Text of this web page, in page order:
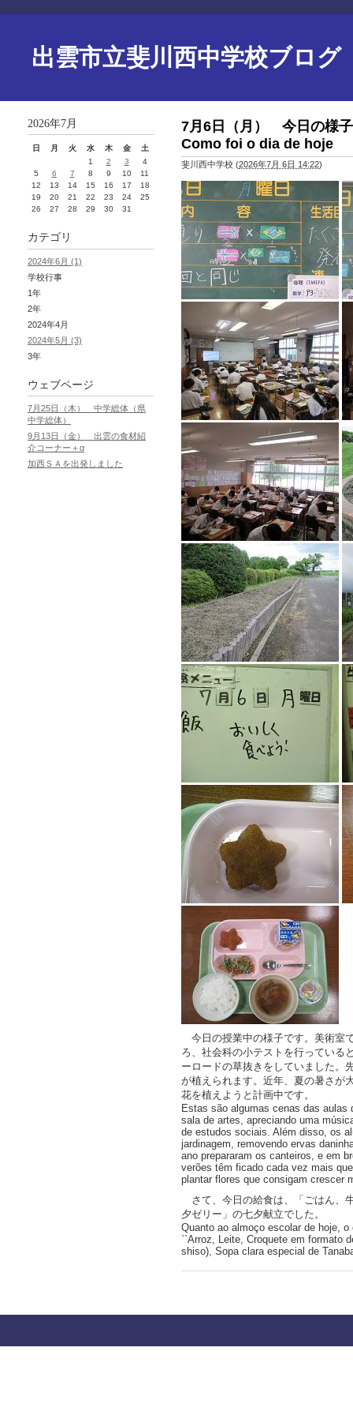
出雲市立斐川西中学校ブログ
7月6日（月） 今日の様
Como foi o dia de hoje
斐川西中学校 (2026年7月 6日 14:22)
今日の授業中の様子です。美術室
ろ、社会科の小テストを行っている
ーロードの草抜きをしていました。
が植えられます。近年、夏の暑さが
花を植えようと計画中です。
Estas são algumas cenas das
sala de artes, apreciando uma
de estudos sociais. Além disso, os
jardinagem, removendo ervas
ano prepararam os canteiros, e em
verões têm ficado cada vez mais
plantar flores que consigam crescer
さて、今日の給食は、「ごはん、
夕ゼリー」の七夕献立でした。
Quanto ao almoço escolar de hoje,
``Arroz, Leite, Croquete em formato
shiso), Sopa clara especial de
2026年7月
日 月 火 水 木 金
土
1
2 3
4
5
6 7 8 9 10
11
12
13 14 15 16 17
18
19
20 21 22 23 24
25
26
27 28 29 30 31
カテゴリ
2024年6月 (1)
学校行事
1年
2年
2024年4月
2024年5月 (3)
3年
ウェブページ
7月25日（木） 中学総体（県
中学総体）
9月13日（金） 出雲の食材紹
介コーナー＋α
加西ＳＡを出発しました